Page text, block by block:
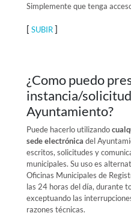
Simplemente que tenga
[ SUBIR]
¿Como puedo
instancia/
Ayuntamiento?
Puede hacerlo utilizando
sede electrónica del
escritos, solicitudes y
municipales. Su uso es
Oficinas Municipales de
las 24 horas del día, durante
exceptuando las
razones técnicas.